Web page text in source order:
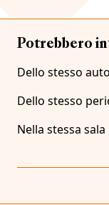
Potrebbero
Dello stesso
Dello stesso
Nella stessa sala